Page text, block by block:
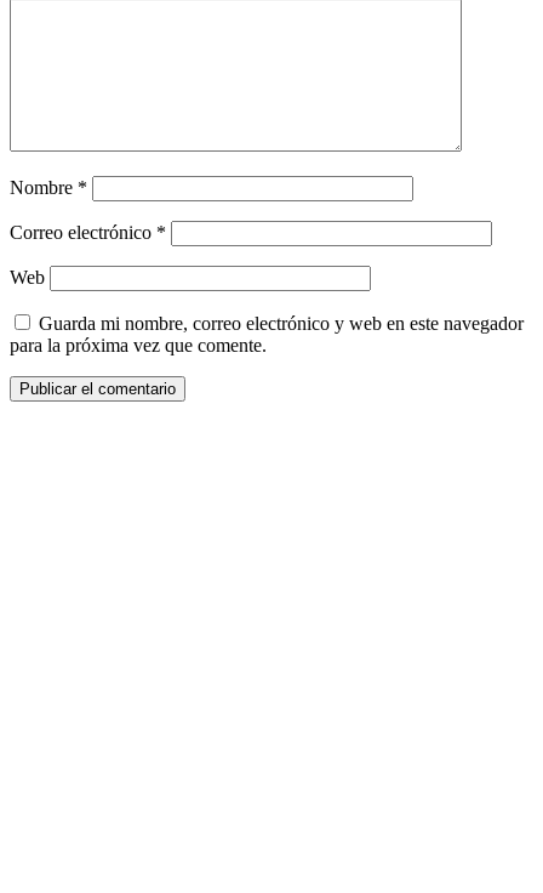
Nombre *
Correo electrónico *
Web
Guarda mi nombre, correo electrónico y web en este navegador
para la próxima vez que comente.